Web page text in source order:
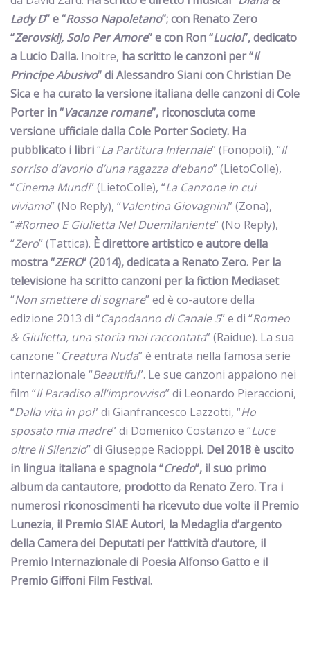
Lady D” e “Rosso Napoletano”; con Renato Zero
“Zerovskij, Solo Per Amore” e con Ron “Lucio!”, dedicato
a Lucio Dalla. Inoltre, ha scritto le canzoni per “Il
Principe Abusivo” di Alessandro Siani con Christian De
Sica e ha curato la versione italiana delle canzoni di Cole
Porter in “Vacanze romane”, riconosciuta come
versione ufficiale dalla Cole Porter Society. Ha
pubblicato i libri“La Partitura Infernale” (Fonopoli), “Il
sorriso d’avorio d’una ragazza d’ebano” (LietoColle),
“Cinema Mundi” (LietoColle), “La Canzone in cui
viviamo” (No Reply), “Valentina Giovagnini” (Zona),
“#Romeo E Giulietta Nel Duemilaniente” (No Reply),
“Zero” (Tattica). È direttore artistico e autore della
mostra “ZERO” (2014), dedicata a Renato Zero. Per la
televisione ha scritto canzoni per la fiction Mediaset
“Non smettere di sognare” ed è co-autore della
edizione 2013 di “Capodanno di Canale 5” e di “Romeo
& Giulietta, una storia mai raccontata” (Raidue). La sua
canzone “Creatura Nuda” è entrata nella famosa serie
internazionale “Beautiful”. Le sue canzoni appaiono nei
film “Il Paradiso all’improvviso” di Leonardo Pieraccioni,
“Dalla vita in poi” di Gianfrancesco Lazzotti, “Ho
sposato mia madre” di Domenico Costanzo e “Luce
oltre il Silenzio” di Giuseppe Racioppi. Del 2018 è uscito
in lingua italiana e spagnola “Credo”, il suo primo
album da cantautore, prodotto da Renato Zero. Tra i
numerosi riconoscimenti ha ricevutodue volte il Premio
Lunezia, il Premio SIAE Autori, la Medaglia d’argento
della Camera dei Deputati per l’attività d’autore, il
Premio Internazionale di Poesia Alfonso Gattoe il
Premio Giffoni Film Festival.